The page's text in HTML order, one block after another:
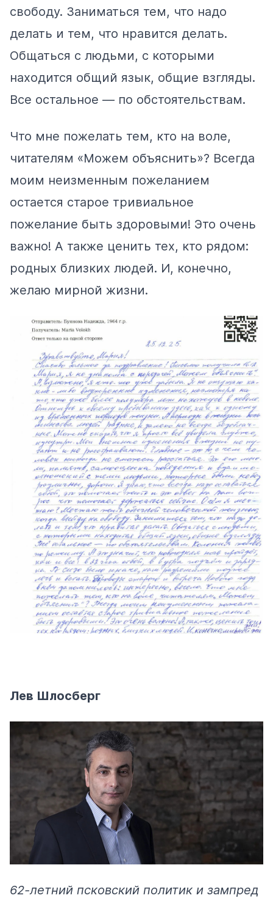
свободу. Заниматься тем, что надо
делать и тем, что нравится делать.
Общаться с людьми, с которыми
находится общий язык, общие взгляды.
Все остальное — по обстоятельствам.
Что мне пожелать тем, кто на воле,
читателям «Можем объяснить»? Всегда
моим неизменным пожеланием
остается старое тривиальное
пожелание быть здоровыми! Это очень
важно! А также ценить тех, кто рядом:
родных близких людей. И, конечно,
желаю мирной жизни.
Лев Шлосберг
62-летний псковский политик и зампред